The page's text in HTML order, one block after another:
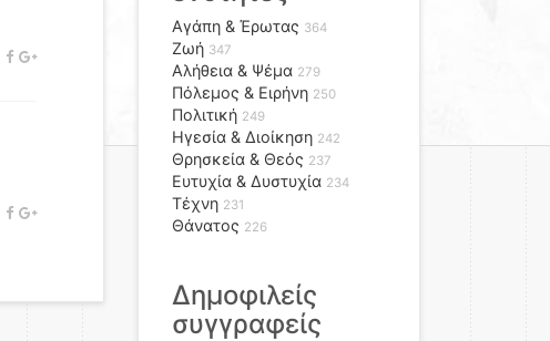
Αγάπη & Έρωτας 364
Ζωή 347
Αλήθεια & Ψέμα 279
Πόλεμος & Ειρήνη 250
Πολιτική 249
Ηγεσία & Διοίκηση 242
Θρησκεία & Θεός 237
Ευτυχία & Δυστυχία 234
Τέχνη 231
Θάνατος 226
Δημοφιλείς
συγγραφείς